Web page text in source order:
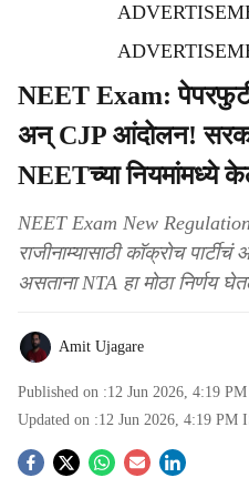
NEET Exam:
अन् CJP आंदोलन!
NEETच्या नियमांमध्ये
NEET Exam New
राजीनाम्यासाठी कॉक्रोच
असताना NTA हा मोठा निर्णय
Amit Ujagare
Published on :12 Jun 2026, 4:19 PM
Updated on :12 Jun 2026, 4:19 PM
S